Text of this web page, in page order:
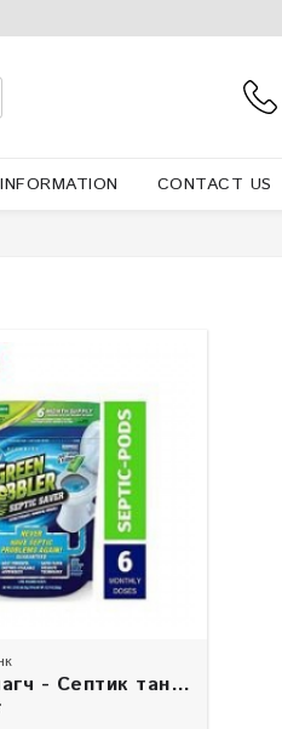
INFORMATION CONTACT US
- Септик танк